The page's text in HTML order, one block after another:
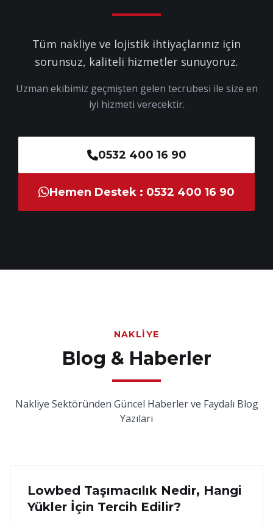
Tüm nakliye ve lojistik ihtiyaçlarınız için
sorunsuz, kaliteli hizmetler sunuyoruz.
Uzman ekibimiz geçmişten gelen tecrübesi ile size en
iyi hizmeti verecektir.
0532 400 16 90
Hemen Destek : 0532 400 16 90
NAKLIYE
Blog & Haberler
Nakliye Sektöründen Güncel Haberler ve Faydalı Blog
Yazıları
18 Haziran 2026
Lowbed Taşımacılık Nedir, Hangi
Yükler İçin Tercih Edilir?